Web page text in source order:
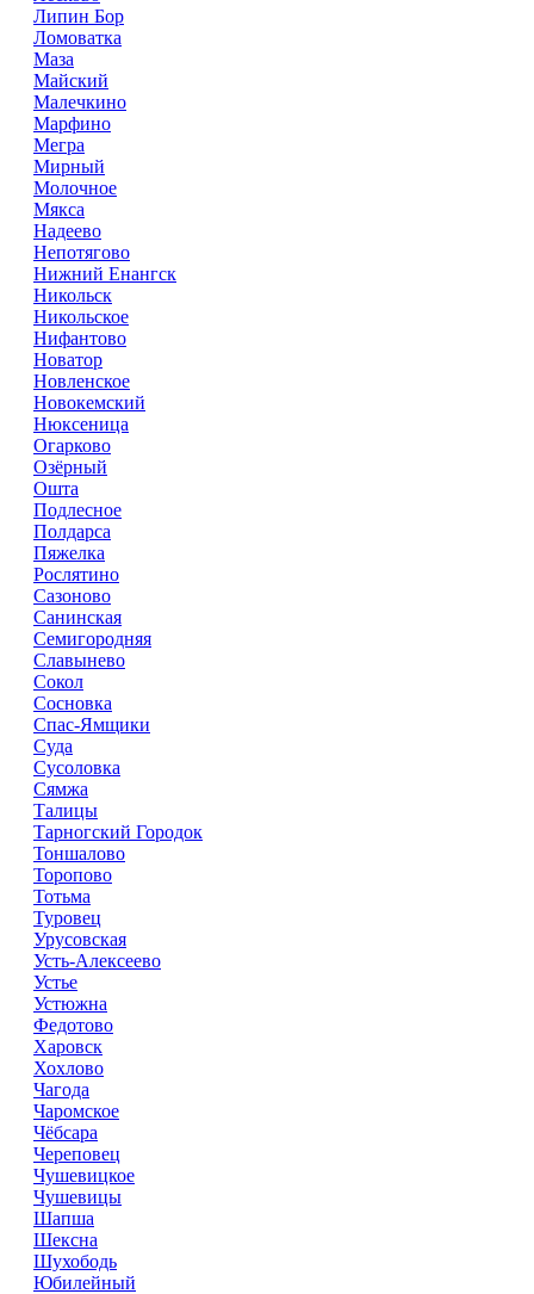
Липин Бор
Ломоватка
Маза
Майский
Малечкино
Марфино
Мегра
Мирный
Молочное
Мякса
Надеево
Непотягово
Нижний Енангск
Никольск
Никольское
Нифантово
Новатор
Новленское
Новокемский
Нюксеница
Огарково
Озёрный
Ошта
Подлесное
Полдарса
Пяжелка
Рослятино
Сазоново
Санинская
Семигородняя
Славынево
Сокол
Сосновка
Спас-Ямщики
Суда
Сусоловка
Сямжа
Талицы
Тарногский Городок
Тоншалово
Торопово
Тотьма
Туровец
Урусовская
Усть-Алексеево
Устье
Устюжна
Федотово
Харовск
Хохлово
Чагода
Чаромское
Чёбсара
Череповец
Чушевицкое
Чушевицы
Шапша
Шексна
Шухободь
Юбилейный